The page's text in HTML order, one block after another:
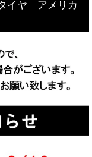
イヤ アメリカ